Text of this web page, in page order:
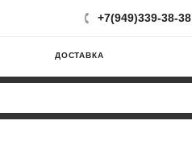
+7(949)339-38-38
ДОСТАВКА